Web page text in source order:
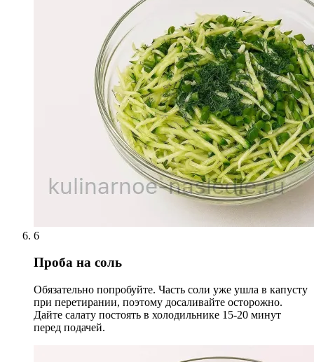
6
Проба на соль
Обязательно попробуйте. Часть соли уже ушла в капусту
при перетирании, поэтому досаливайте осторожно.
Дайте салату постоять в холодильнике 15-20 минут
перед подачей.